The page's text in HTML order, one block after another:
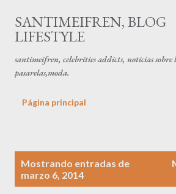
Ir al contenido principal
SANTIMEIFREN, BLOG
LIFESTYLE
santimeifren, celebrities addicts, noticias sobre
pasarelas,moda.
Página principal
Mostrando entradas de
marzo 6, 2014